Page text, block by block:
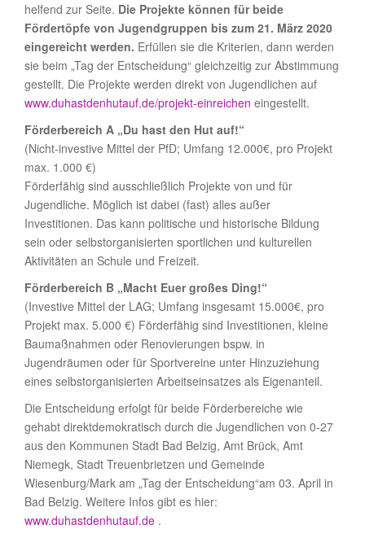
helfend zur Seite. Die Projekte können für beide
Fördertöpfe von Jugendgruppen bis zum 21. März 2020
eingereicht werden. Erfüllen sie die Kriterien, dann werden
sie beim „Tag der Entscheidung“ gleichzeitig zur Abstimmung
gestellt. Die Projekte werden direkt von Jugendlichen auf
www.duhastdenhutauf.de/projekt-einreichen eingestellt.
Förderbereich A „Du hast den Hut auf!“
(Nicht-investive Mittel der PfD; Umfang 12.000€, pro Projekt
max. 1.000 €)
Förderfähig sind ausschließlich Projekte von und für
Jugendliche. Möglich ist dabei (fast) alles außer
Investitionen. Das kann politische und historische Bildung
sein oder selbstorganisierten sportlichen und kulturellen
Aktivitäten an Schule und Freizeit.
Förderbereich B „Macht Euer großes Ding!“
(Investive Mittel der LAG; Umfang insgesamt 15.000€, pro
Projekt max. 5.000 €) Förderfähig sind Investitionen, kleine
Baumaßnahmen oder Renovierungen bspw. in
Jugendräumen oder für Sportvereine unter Hinzuziehung
eines selbstorganisierten Arbeitseinsatzes als Eigenanteil.
Die Entscheidung erfolgt für beide Förderbereiche wie
gehabt direktdemokratisch durch die Jugendlichen von 0-27
aus den Kommunen Stadt Bad Belzig, Amt Brück, Amt
Niemegk, Stadt Treuenbrietzen und Gemeinde
Wiesenburg/Mark am „Tag der Entscheidung“am 03. April in
Bad Belzig. Weitere Infos gibt es hier:
www.duhastdenhutauf.de .